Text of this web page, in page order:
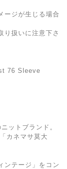
ージが生じる場合
り扱いに注意下さ
76 Sleeve
ットブランド。
カネマサ莫大
ンテージ」をコン